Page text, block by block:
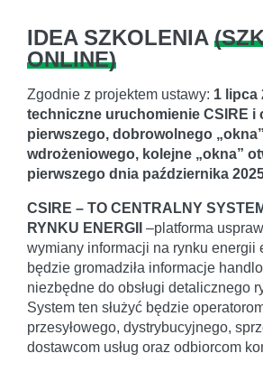
IDEA SZKOLENIA (
ONLINE)
Zgodnie z projektem ustawy: 1 lipca
techniczne uruchomienie CSIRE i
pierwszego, dobrowolnego „okna”
wdrożeniowego, kolejne „okna”
pierwszego dnia października
CSIRE – TO CENTRALNY
RYNKU ENERGII
–platforma
wymiany informacji na rynku energii
będzie gromadziła informacje
niezbędne do obsługi detalicznego
System ten służyć będzie
przesyłowego, dystrybucyjnego,
dostawcom usług oraz odbiorcom